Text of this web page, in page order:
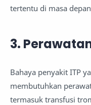
tertentu di masa
3.
Bahaya penyakit ITP
membutuhkan
termasuk transfusi